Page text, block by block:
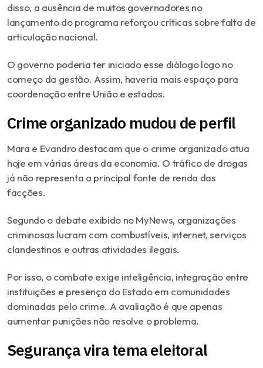
disso, a ausência de muitos governadores no
lançamento do programa reforçou críticas sobre falta de
articulação nacional.
O governo poderia ter iniciado esse diálogo logo no
começo da gestão. Assim, haveria mais espaço para
coordenação entre União e estados.
Crime organizado mudou de perfil
Mara e Evandro destacam que o crime organizado atua
hoje em várias áreas da economia. O tráfico de drogas
já não representa a principal fonte de renda das
facções.
Segundo o debate exibido no MyNews, organizações
criminosas lucram com combustíveis, internet, serviços
clandestinos e outras atividades ilegais.
Por isso, o combate exige inteligência, integração entre
instituições e presença do Estado em comunidades
dominadas pelo crime. A avaliação é que apenas
aumentar punições não resolve o problema.
Segurança vira tema eleitoral